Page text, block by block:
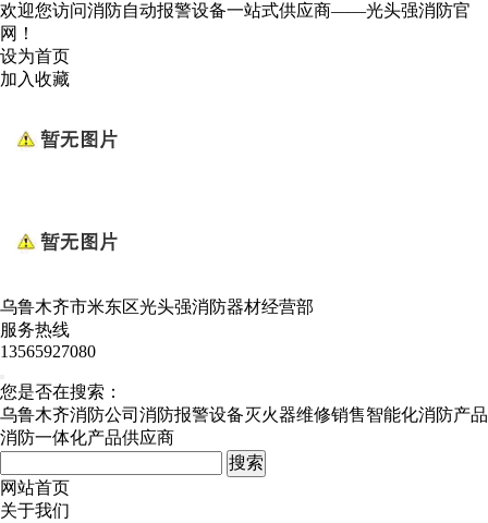
欢迎您访问消防自动报警设备一站式供应商——光头强消防官
网！
设为首页
加入收藏
乌鲁木齐市米东区光头强消防器材经营部
服务热线
13565927080
您是否在搜索：
乌鲁木齐消防公司 消防报警设备灭火器维修销售智能化消防产品
消防一体化产品供应商
网站首页
关于我们